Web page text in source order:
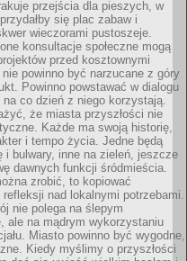
przejścia dla pieszych, w
się plac zabaw i
wieczorami pustoszeje.
konsultacje społeczne mogą
przed kosztownymi
nie powinno być narzucane z góry
Powinno powstawać w dialogu
co dzień z niego korzystają.
że miasta przyszłości nie
Każde ma swoją historię,
i tempo życia. Jedne będą
i bulwary, inne na zieleń, jeszcze
dawnych funkcji śródmieścia.
zrobić, to kopiować
refleksji nad lokalnymi potrzebami.
nie polega na ślepym
ale na mądrym wykorzystaniu
Miasto powinno być wygodne,
Kiedy myślimy o przyszłości